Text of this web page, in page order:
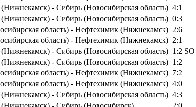
- Сибирь (Новосибирская область) 4:1
- Сибирь (Новосибирская область) 0:3
область) - Нефтехимик (Нижнекамск) 2:6
область) - Нефтехимик (Нижнекамск) 2:1
- Сибирь (Новосибирская область) 1:2 SO
- Сибирь (Новосибирская область) 1:2
область) - Нефтехимик (Нижнекамск) 7:2
область) - Нефтехимик (Нижнекамск) 4:0
- Сибирь (Новосибирская область) 4:3
- Сибирь (Новосибирск) 2:0